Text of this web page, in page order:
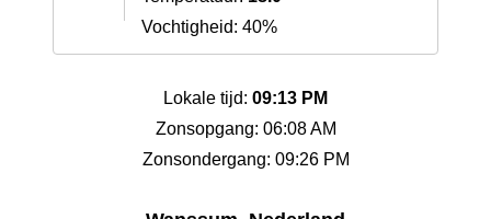
Vochtigheid: 40%
Lokale tijd: 09:13 PM
Zonsopgang: 06:08 AM
Zonsondergang: 09:26 PM